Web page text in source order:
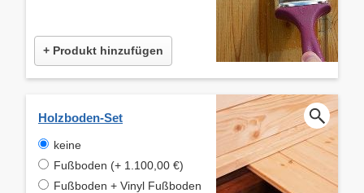
+ Produkt hinzufügen
Holzboden-Set
keine
Fußboden (+ 1.100,00 €)
Fußboden + Vinyl Fußboden